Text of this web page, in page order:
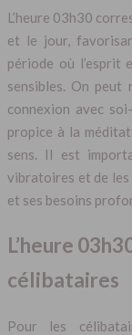
L’heure 03h30
et le jour,
période où l’esprit
sensibles. On
connexion avec
propice à la
sens. Il est
vibratoires et de
et ses besoins
L’heure
célibataires
Pour les